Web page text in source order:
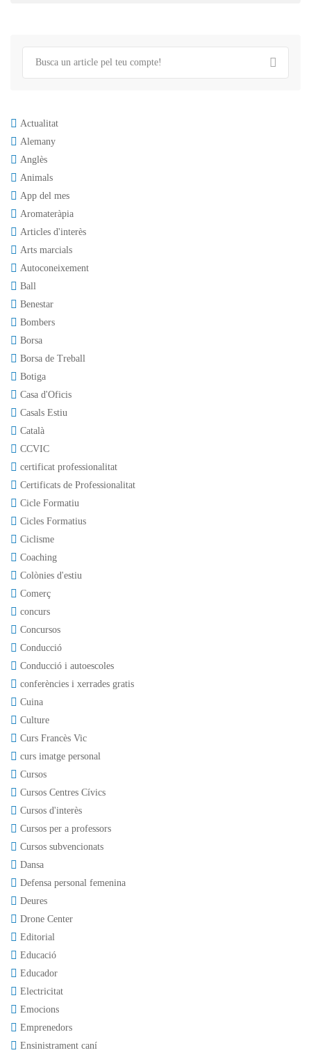
Actualitat
Alemany
Anglès
Animals
App del mes
Aromateràpia
Articles d'interès
Arts marcials
Autoconeixement
Ball
Benestar
Bombers
Borsa
Borsa de Treball
Botiga
Casa d'Oficis
Casals Estiu
Català
CCVIC
certificat professionalitat
Certificats de Professionalitat
Cicle Formatiu
Cicles Formatius
Ciclisme
Coaching
Colònies d'estiu
Comerç
concurs
Concursos
Conducció
Conducció i autoescoles
conferències i xerrades gratis
Cuina
Culture
Curs Francès Vic
curs imatge personal
Cursos
Cursos Centres Cívics
Cursos d'interès
Cursos per a professors
Cursos subvencionats
Dansa
Defensa personal femenina
Deures
Drone Center
Editorial
Educació
Educador
Electricitat
Emocions
Emprenedors
Ensinistrament caní